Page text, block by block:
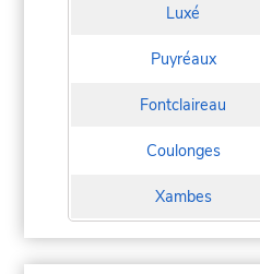
Luxé
Puyréaux
Fontclaireau
Coulonges
Xambes